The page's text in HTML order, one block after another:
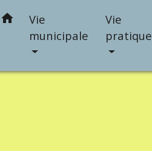
home
Vie
municipale
Vie
pratique